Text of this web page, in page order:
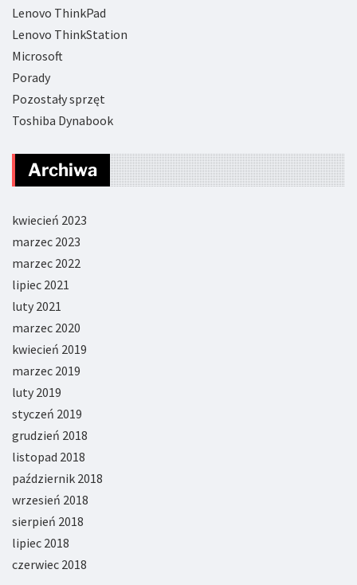
Lenovo ThinkPad
Lenovo ThinkStation
Microsoft
Porady
Pozostały sprzęt
Toshiba Dynabook
Archiwa
kwiecień 2023
marzec 2023
marzec 2022
lipiec 2021
luty 2021
marzec 2020
kwiecień 2019
marzec 2019
luty 2019
styczeń 2019
grudzień 2018
listopad 2018
październik 2018
wrzesień 2018
sierpień 2018
lipiec 2018
czerwiec 2018